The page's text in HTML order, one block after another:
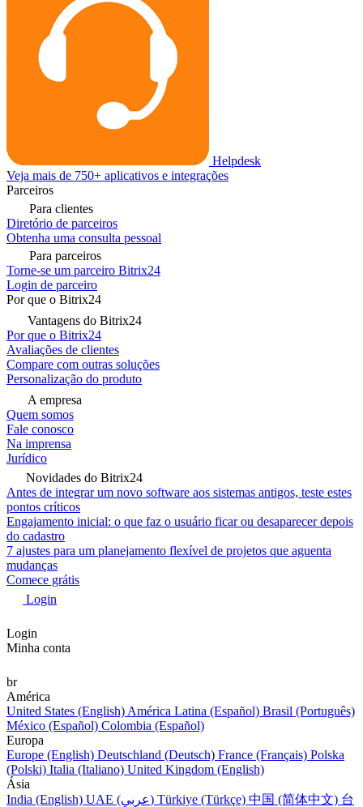
Helpdesk
Veja mais de 750+ aplicativos e integrações
Parceiros
Para clientes
Diretório de parceiros
Obtenha uma consulta pessoal
Para parceiros
Torne-se um parceiro Bitrix24
Login de parceiro
Por que o Bitrix24
Vantagens do Bitrix24
Por que o Bitrix24
Avaliações de clientes
Compare com outras soluções
Personalização do produto
A empresa
Quem somos
Fale conosco
Na imprensa
Jurídico
Novidades do Bitrix24
Antes de integrar um novo software aos sistemas antigos, teste estes
pontos críticos
Engajamento inicial: o que faz o usuário ficar ou desaparecer depois
do cadastro
7 ajustes para um planejamento flexível de projetos que aguenta
mudanças
Comece grátis
Login
Login
Minha conta
br
América
United States (English) América Latina (Español) Brasil (Português)
México (Español) Colombia (Español)
Europa
Europe (English) Deutschland (Deutsch) France (Français) Polska
(Polski) Italia (Italiano) United Kingdom (English)
Ásia
India (English)
UAE (عربي) Türkiye (Türkçe) 中国 (简体中文) 台